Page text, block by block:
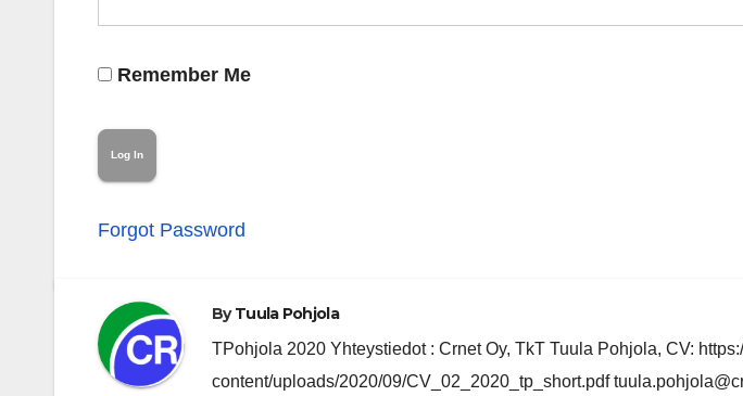
Remember Me
Forgot Password
ByTuula Pohjola
TPohjola 2020 Yhteystiedot : Crnet Oy, TkT Tuula Pohjola, CV:
content/uploads/2020/09/CV_02_2020_tp_short.pdf